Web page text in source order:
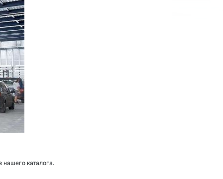
нашего каталога.